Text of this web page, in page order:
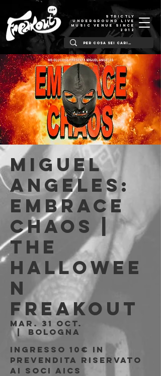
STRICTLY
UNDERGROUND LIVE
MUSIC VENUE SINCE
2012
Miguel
Angeles:
Embrace
Chaos |
The
Hallowee
n
Freakout
mar. 31 oct.
  |
Bologna
Ingresso 10€ in
prevendita riservato
ai soci AICS